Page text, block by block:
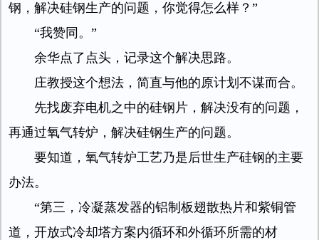
钢，解决硅钢生产的问题，你觉得怎么样？”
“我赞同。”
余华点了点头，记录这个解决思路。
庄教授这个想法，简直与他的原计划不谋而合。
先找废弃电机之中的硅钢片，解决没有的问题，
再通过氧气转炉，解决硅钢生产的问题。
要知道，氧气转炉工艺乃是后世生产硅钢的主要
办法。
“第三，冷凝蒸发器的铝制板翅散热片和紫铜管
道，开放式冷却塔方案内循环和外循环所需的材